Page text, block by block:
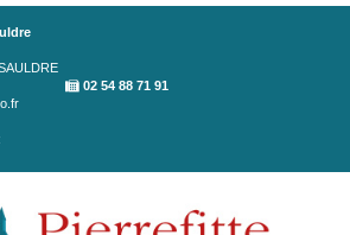
02 54 88 71 91